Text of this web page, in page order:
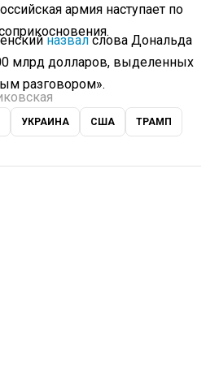
армия наступает по
назвалслова Дональда
млрд долларов, выделенных
разговором».
УКРАИНА США ТРАМП